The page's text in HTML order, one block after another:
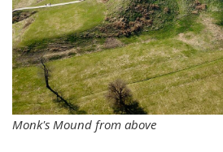
Monk's Mound from above